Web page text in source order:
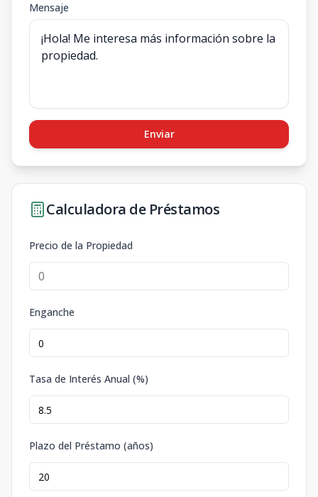
Mensaje
Enviar
Calculadora de Préstamos
Precio de la Propiedad
Enganche
Tasa de Interés Anual (%)
Plazo del Préstamo (años)